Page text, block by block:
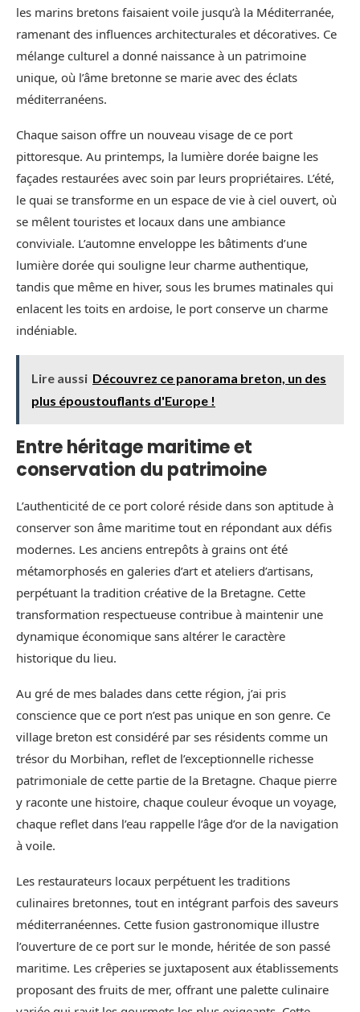
les marins bretons faisaient voile jusqu’à la Méditerranée,
ramenant des influences architecturales et décoratives. Ce
mélange culturel a donné naissance à un patrimoine
unique, où l’âme bretonne se marie avec des éclats
méditerranéens.
Chaque saison offre un nouveau visage de ce port
pittoresque. Au printemps, la lumière dorée baigne les
façades restaurées avec soin par leurs propriétaires. L’été,
le quai se transforme en un espace de vie à ciel ouvert, où
se mêlent touristes et locaux dans une ambiance
conviviale. L’automne enveloppe les bâtiments d’une
lumière dorée qui souligne leur charme authentique,
tandis que même en hiver, sous les brumes matinales qui
enlacent les toits en ardoise, le port conserve un charme
indéniable.
Lire aussi Découvrez ce panorama breton, un des
plus époustouflants d'Europe !
Entre héritage maritime et
conservation du patrimoine
L’authenticité de ce port coloré réside dans son aptitude à
conserver son âme maritime tout en répondant aux défis
modernes. Les anciens entrepôts à grains ont été
métamorphosés en galeries d’art et ateliers d’artisans,
perpétuant la tradition créative de la Bretagne. Cette
transformation respectueuse contribue à maintenir une
dynamique économique sans altérer le caractère
historique du lieu.
Au gré de mes balades dans cette région, j’ai pris
conscience que ce port n’est pas unique en son genre. Ce
village breton est considéré par ses résidents comme un
trésor du Morbihan, reflet de l’exceptionnelle richesse
patrimoniale de cette partie de la Bretagne. Chaque pierre
y raconte une histoire, chaque couleur évoque un voyage,
chaque reflet dans l’eau rappelle l’âge d’or de la navigation
à voile.
Les restaurateurs locaux perpétuent les traditions
culinaires bretonnes, tout en intégrant parfois des saveurs
méditerranéennes. Cette fusion gastronomique illustre
l’ouverture de ce port sur le monde, héritée de son passé
maritime. Les crêperies se juxtaposent aux établissements
proposant des fruits de mer, offrant une palette culinaire